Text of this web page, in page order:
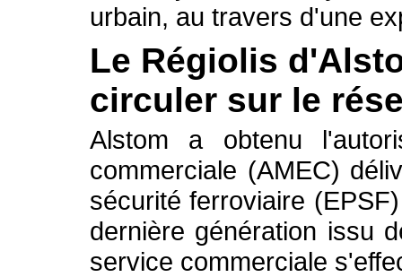
urbain, au travers d'une
Le Régiolis
circuler sur le
Alstom a obtenu
commerciale (AMEC)
sécurité ferroviaire
dernière génération issu
service commerciale